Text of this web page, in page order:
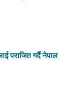
पराजित गर्दै नेपाल